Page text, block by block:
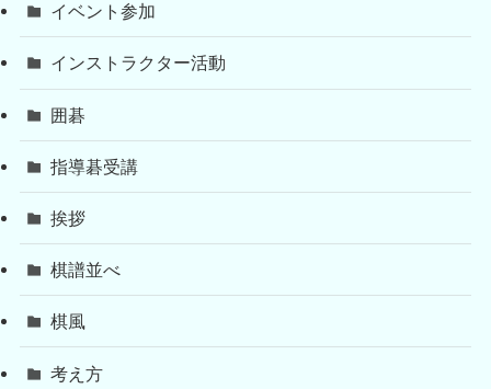
イベント参加
インストラクター活動
囲碁
指導碁受講
挨拶
棋譜並べ
棋風
考え方